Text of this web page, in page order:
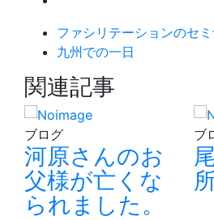
ファシリテーションのセ
九州での一日
関連記事
ブログ
河原さんのお
父様が亡くな
られました。
ブ